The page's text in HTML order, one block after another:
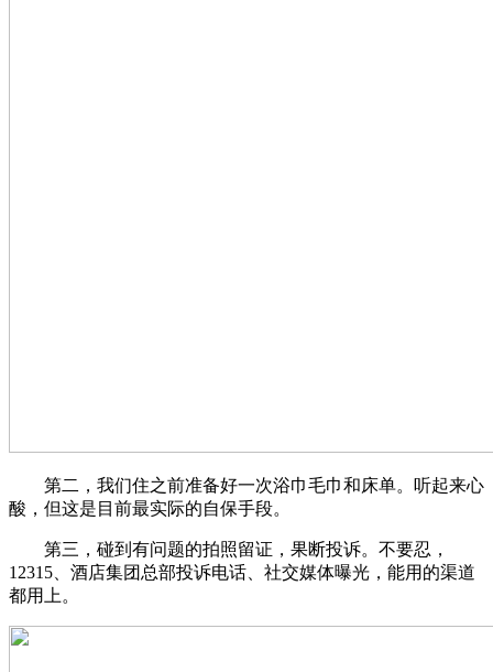
第二，我们住之前准备好一次浴巾毛巾和床单。听起来心
酸，但这是目前最实际的自保手段。
第三，碰到有问题的拍照留证，果断投诉。不要忍，
12315、酒店集团总部投诉电话、社交媒体曝光，能用的渠道
都用上。